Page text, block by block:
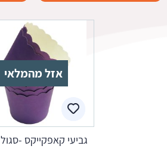
אזל מהמלאי
גביעי קאפקייקס -סגול 50יח